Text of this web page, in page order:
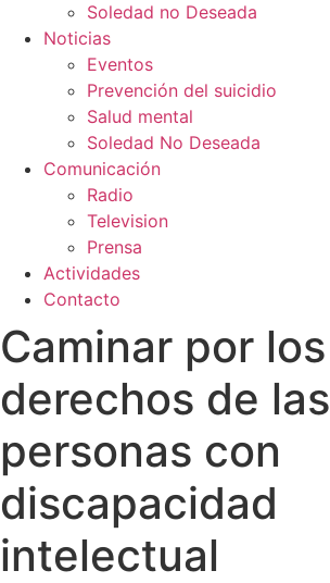
Soledad no Deseada
Noticias
Eventos
Prevención del suicidio
Salud mental
Soledad No Deseada
Comunicación
Radio
Television
Prensa
Actividades
Contacto
Caminar por los
derechos de las
personas con
discapacidad
intelectual